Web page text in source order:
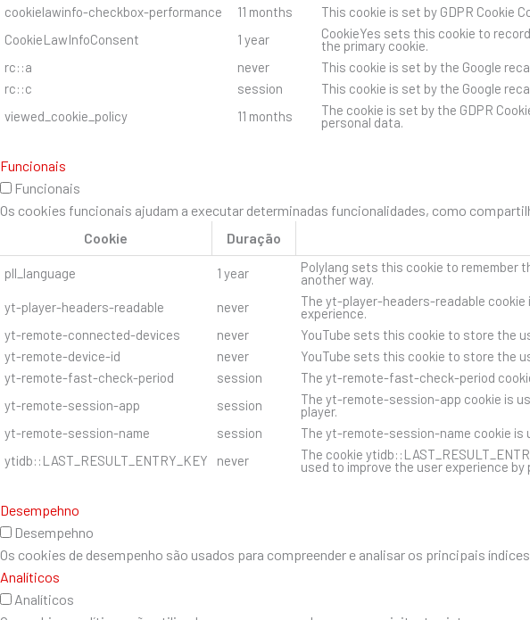
cookielawinfo-checkbox-performance
11 months
This cookie is set by GDPR Cookie
CookieLawInfoConsent
1 year CookieYes sets this cookie to
the primary cookie.
rc::a
never
This cookie is set by the Google
rc::c
session
This cookie is set by the Google
viewed_cookie_policy
11 months The cookie is set by the GDPR
personal data.
Funcionais
Funcionais
Os cookies funcionais ajudam a executar determinadas funcionalidades, como
Cookie
Duração
pll_language 1 year Polylang sets this cookie to remember
another way.
yt-player-headers-readable
never The yt-player-headers-readable
experience.
yt-remote-connected-devices
never
YouTube sets this cookie to store the
yt-remote-device-id
never
YouTube sets this cookie to store the
yt-remote-fast-check-period
session
The yt-remote-fast-check-period
yt-remote-session-app
session The yt-remote-session-app cookie is
player.
yt-remote-session-name
session
The yt-remote-session-name cookie is
ytidb::LAST_RESULT_ENTRY_KEY
never The cookie
used to improve the user experience
Desempehno
Desempehno
Os cookies de desempenho são usados ​​para compreender e analisar os principais
Analíticos
Analíticos